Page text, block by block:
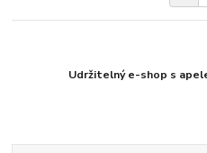
Udržitelný e-shop s